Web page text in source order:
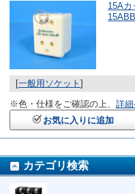
15A
[一般用ソケット ]
※色・仕様をご確認の上、 詳
お気に入りに追加
カテゴリ検索